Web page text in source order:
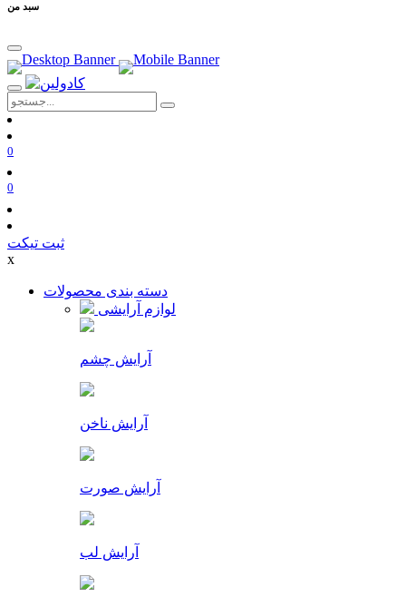
سبد من
0
0
ثبت تیکت
x
دسته بندی محصولات
لوازم آرایشی
آرایش چشم
آرایش ناخن
آرایش صورت
آرایش لب